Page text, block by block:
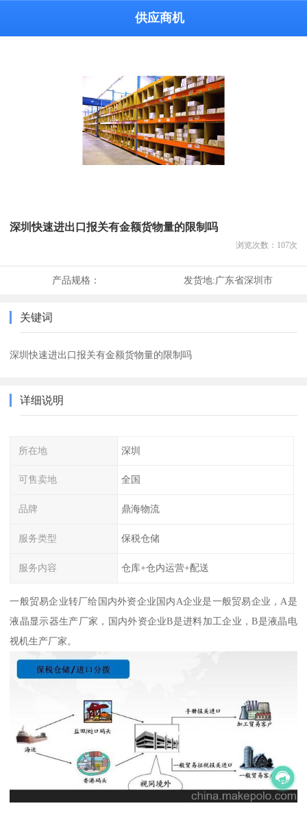
供应商机
深圳快速进出口报关有金额货物量的限制吗
浏览次数： 107次
产品规格： 发货地:广东省深圳市
关键词
深圳快速进出口报关有金额货物量的限制吗
详细说明
所在地 深圳
可售卖地 全国
品牌 鼎海物流
服务类型 保税仓储
服务内容 仓库+仓内运营+配送
一般贸易企业转厂给国内外资企业国内A企业是一般贸易企业，A是
液晶显示器生产厂家，国内外资企业B是进料加工企业，B是液晶电
视机生产厂家。